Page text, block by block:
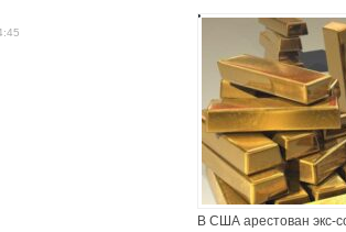
В США арестован экс-